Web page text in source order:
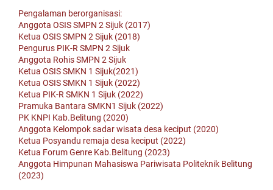
Pengalaman berorganisasi:
Anggota OSIS SMPN 2 Sijuk (2017)
Ketua OSIS SMPN 2 Sijuk (2018)
Pengurus PIK-R SMPN 2 Sijuk
Anggota Rohis SMPN 2 Sijuk
Ketua OSIS SMKN 1 Sijuk(2021)
Ketua OSIS SMKN 1 Sijuk (2022)
Ketua PIK-R SMKN 1 Sijuk (2022)
Pramuka Bantara SMKN1 Sijuk (2022)
PK KNPI Kab.Belitung (2020)
Anggota Kelompok sadar wisata desa keciput (2020)
Ketua Posyandu remaja desa keciput (2022)
Ketua Forum Genre Kab.Belitung (2023)
Anggota Himpunan Mahasiswa Pariwisata Politeknik Belitung
(2023)